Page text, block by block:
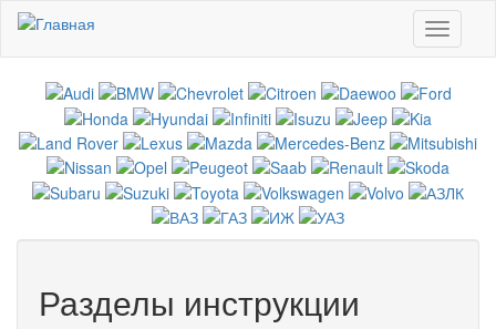
Перейти к основному содержанию
Toggle
Разделы инструкции